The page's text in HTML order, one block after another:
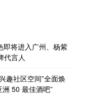
即将进入广州、杨紫
代言人
趣社区空间”全面焕
50 最佳酒吧”